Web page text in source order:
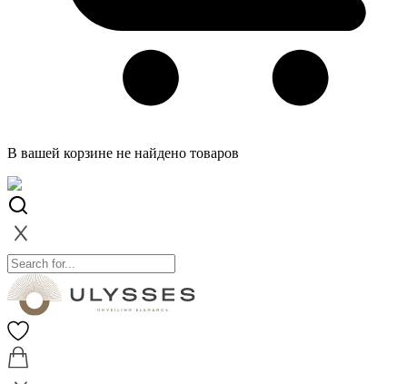
В вашей корзине не найдено товаров